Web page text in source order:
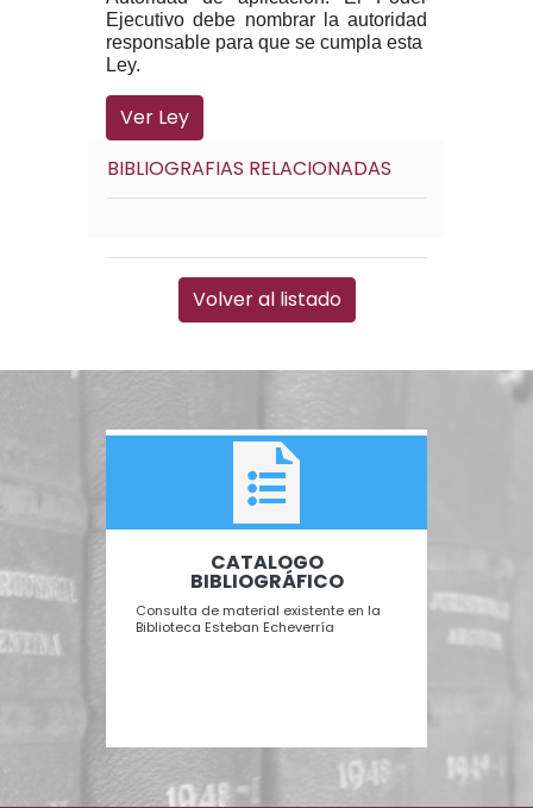
Ejecutivo debe nombrar la autoridad
responsable para que se cumpla esta
Ley.
Ver Ley
BIBLIOGRAFIAS RELACIONADAS
Volver al listado
CATALOGO
BIBLIOGRÁFICO
Consulta de material existente en la
Biblioteca Esteban Echeverría